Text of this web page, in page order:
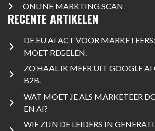
ONLINE MARKTING SCAN
RECENTE ARTIKELEN
DE EU AI ACT VOOR
MOET REGELEN.
ZO HAAL IK MEER UIT GOOGLE AI
B2B.
WAT MOET JE ALS MARKETEER
EN AI?
WIE ZIJN DE LEIDERS IN